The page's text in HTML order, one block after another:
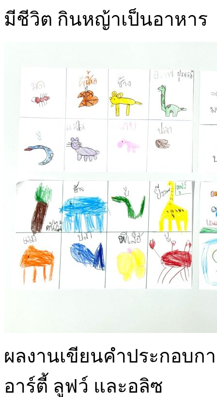
มีชีวิต กินหญ้าเป็นอาหาร
ผลงานเขียนคำประกอบ
อาร์ตี้ ลูฟว์ และอลิซ